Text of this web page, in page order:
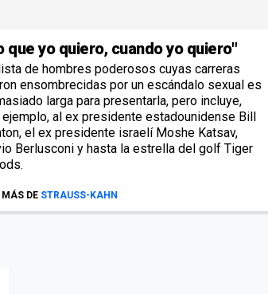
que yo quiero, cuando yo quiero"
de hombres poderosos cuyas carreras
ensombrecidas por un escándalo sexual es
larga para presentarla, pero incluye,
al ex presidente estadounidense Bill
el ex presidente israelí Moshe Katsav,
Berlusconi y hasta la estrella del golf Tiger
MÁS DE STRAUSS-KAHN